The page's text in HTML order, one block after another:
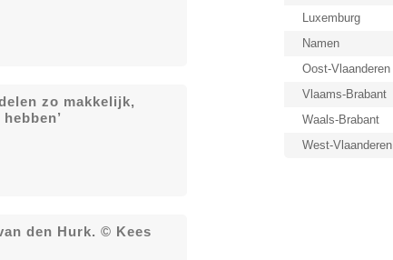
Luxemburg
Namen
Oost-Vlaanderen
Vlaams-Brabant
Waals-Brabant
West-Vlaanderen
zo makkelijk,
den Hurk. © Kees